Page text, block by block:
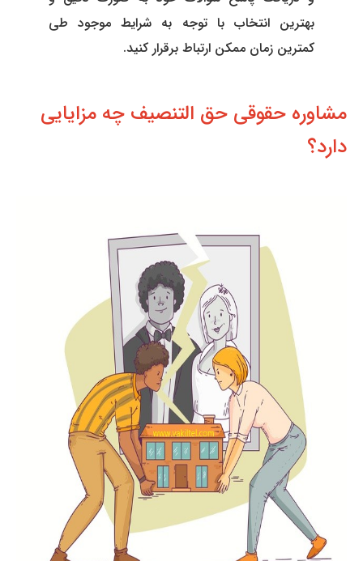
بهترین انتخاب با توجه به شرایط موجود طی
کمترین زمان ممکن ارتباط برقرار کنید.
مشاوره حقوقی حق التنصیف چه مزایایی
دارد؟